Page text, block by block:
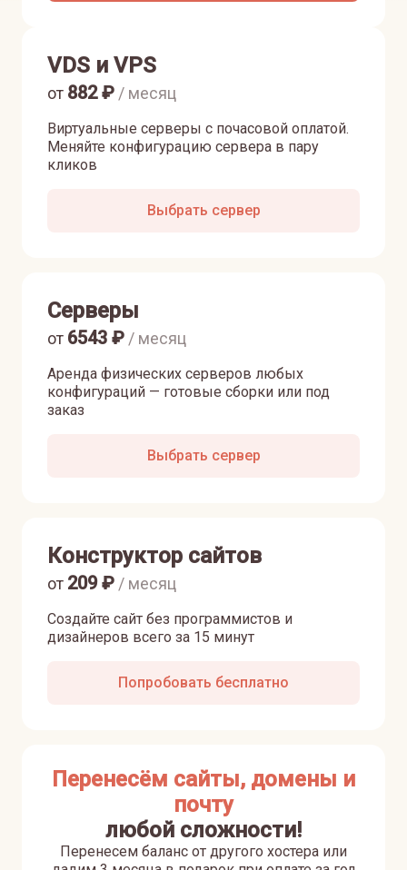
VDS и VPS
Виртуальные серверы с почасовой оплатой.
Меняйте конфигурацию сервера в пару
кликов
от 882₽ / месяц
Выбрать сервер
Серверы
Аренда физических серверов любых
конфигураций — готовые сборки или под
заказ
от 6543 ₽ / месяц
Выбрать сервер
Конструктор сайтов
Создайте сайт без программистов и
дизайнеров всего за 15 минут
от 209₽ / месяц
Попробовать бесплатно
Перенесём сайты, домены и
почту
любой сложности!
Перенесем баланс от другого хостера или